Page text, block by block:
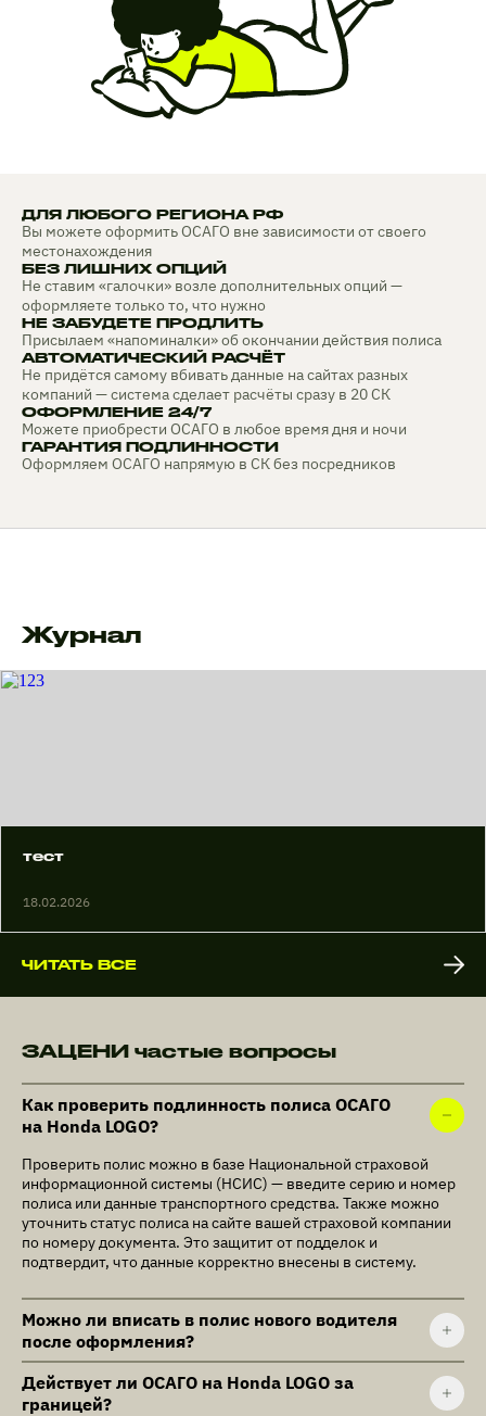
ДЛЯ ЛЮБОГО РЕГИОНА РФ
Вы можете оформить ОСАГО вне зависимости от своего
местонахождения
БЕЗ ЛИШНИХ ОПЦИЙ
Не ставим «галочки» возле дополнительных опций —
оформляете только то, что нужно
НЕ ЗАБУДЕТЕ ПРОДЛИТЬ
Присылаем «напоминалки» об окончании действия полиса
АВТОМАТИЧЕСКИЙ РАСЧЁТ
Не придётся самому вбивать данные на сайтах разных
компаний — система сделает расчёты сразу в 20 СК
ОФОРМЛЕНИЕ 24/7
Можете приобрести ОСАГО в любое время дня и ночи
ГАРАНТИЯ ПОДЛИННОСТИ
Оформляем ОСАГО напрямую в СК без посредников
Журнал
тест
18.02.2026
ЧИТАТЬ ВСЕ
ЗАЦЕНИ частые вопросы
Как проверить подлинность полиса ОСАГО
на Honda LOGO?
Проверить полис можно в базе Национальной страховой
информационной системы (НСИС) — введите серию и номер
полиса или данные транспортного средства. Также можно
уточнить статус полиса на сайте вашей страховой компании
по номеру документа. Это защитит от подделок и
подтвердит, что данные корректно внесены в систему.
Можно ли вписать в полис нового водителя
после оформления?
Действует ли ОСАГО на Honda LOGO за
границей?